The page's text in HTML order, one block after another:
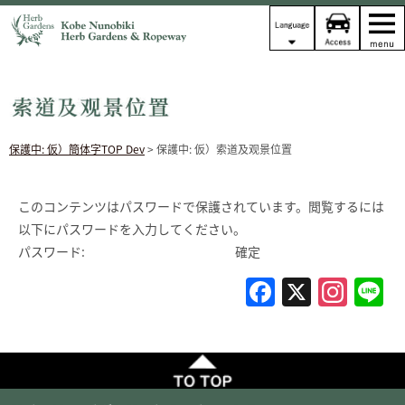
保護中: 仮）簡体字TOP Dev> 保護中: 仮）索道及观景位置
このコンテンツはパスワードで保護されています。閲覧するには
以下にパスワードを入力してください。
パスワード:
F
a
c
e
X In
st
a
gr